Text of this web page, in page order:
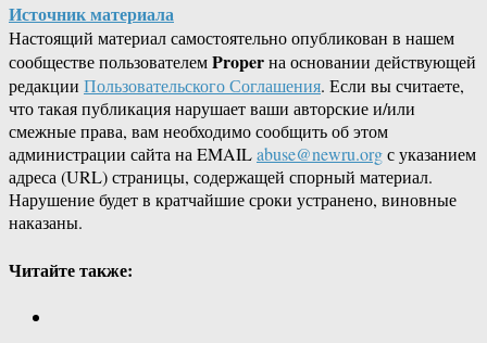
Источник материала
Настоящий материал самостоятельно опубликован в нашем
сообществе пользователемProperна основании действующей
редакции Пользовательского Соглашения. Если вы считаете,
что такая публикация нарушает ваши авторские и/или
смежные права, вам необходимо сообщить об этом
администрации сайта на EMAILabuse@newru.orgс указанием
адреса (URL) страницы, содержащей спорный материал.
Нарушение будет в кратчайшие сроки устранено, виновные
наказаны.
Читайте также: